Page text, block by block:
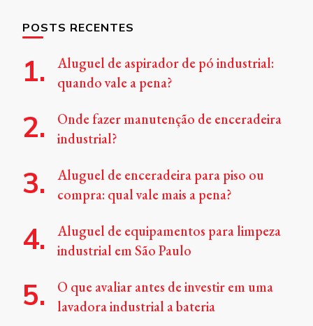
POSTS RECENTES
Aluguel de aspirador de pó industrial:
quando vale a pena?
Onde fazer manutenção de enceradeira
industrial?
Aluguel de enceradeira para piso ou
compra: qual vale mais a pena?
Aluguel de equipamentos para limpeza
industrial em São Paulo
O que avaliar antes de investir em uma
lavadora industrial a bateria